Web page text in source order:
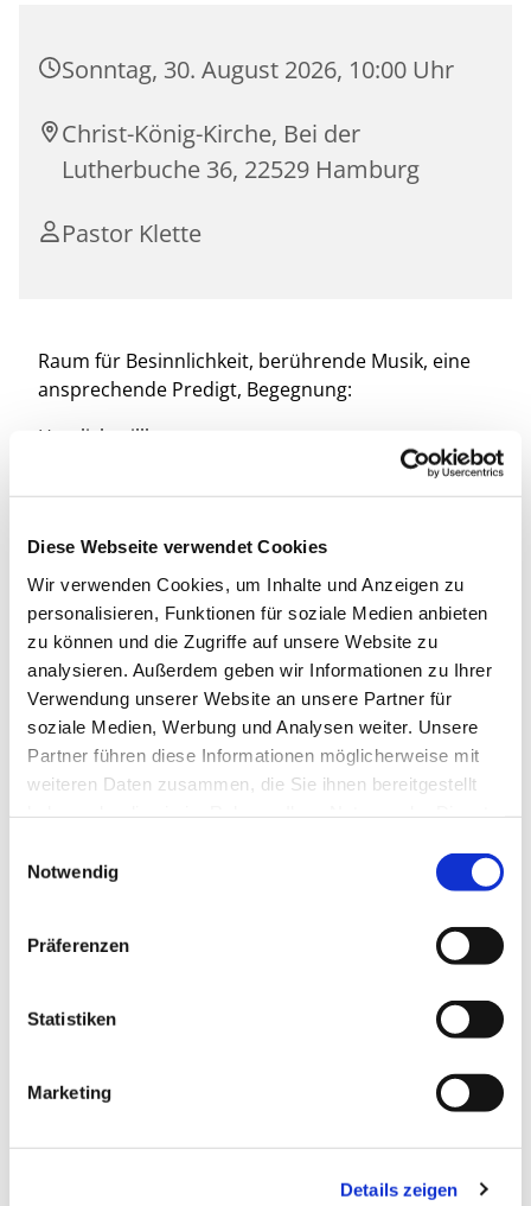
Diese Webseite verwendet Cookies
Wir verwenden Cookies, um Inhalte und Anzeigen zu
personalisieren, Funktionen für soziale Medien anbieten
zu können und die Zugriffe auf unsere Website zu
analysieren. Außerdem geben wir Informationen zu Ihrer
Verwendung unserer Website an unsere Partner für
soziale Medien, Werbung und Analysen weiter. Unsere
Partner führen diese Informationen möglicherweise mit
weiteren Daten zusammen, die Sie ihnen bereitgestellt
Notwendig
Präferenzen
Statistiken
Marketing
Details zeigen
Sonntag, 30. August 2026, 10:00 Uhr
Christ-König-Kirche, Bei der
Lutherbuche 36, 22529 Hamburg
Pastor Klette
Raum für Besinnlichkeit, berührende Musik, eine
ansprechende Predigt, Begegnung:
Herzlich willkommen zu unserem
Sonntagsgottesdienst in der Christ-König-Kirche!
Dies könnte Sie auch